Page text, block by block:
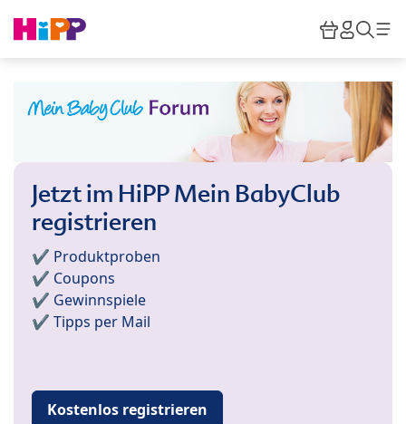
HiPP
Jetzt im HiPP Mein BabyClub
registrieren
✔️ Produktproben
✔️ Coupons
✔️ Gewinnspiele
✔️ Tipps per Mail
Kostenlos registrieren